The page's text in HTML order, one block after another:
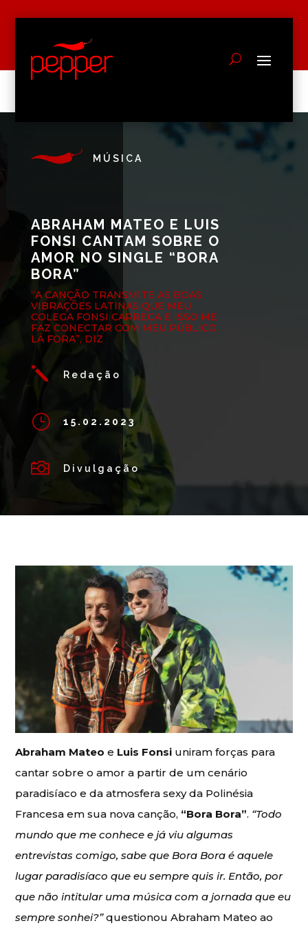
MÚSICA
ABRAHAM MATEO E LUIS
FONSI CANTAM SOBRE O
AMOR NO SINGLE “BORA
BORA”
“A CANÇÃO TRANSMITE AS BOAS
VIBRAÇÕES LATINAS QUE MEU
COLEGA FONSI CARREGA E ISSO ME
FAZ CONECTAR COM MEU PÚBLICO
LÁ FORA”, DIZ
j Redação
} 15.02.2023
 Divulgação
Abraham Mateo e Luis Fonsi uniram forças para
cantar sobre o amor a partir de um cenário
paradisíaco e da atmosfera sexy da Polinésia
Francesa em sua nova canção, “Bora Bora”. “Todo
mundo que me conhece e já viu algumas
entrevistas comigo, sabe que Bora Bora é aquele
lugar paradisíaco que eu sempre quis ir. Então, por
que não intitular uma música com a jornada que eu
sempre sonhei?”questionou Abraham Mateo ao